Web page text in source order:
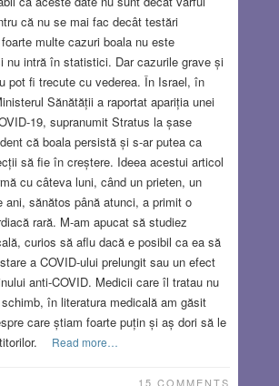
că nu se mai fac decât testări
multe cazuri boala nu este
nu intră în statistici. Dar cazurile grave și
pot fi trecute cu vederea. În Israel, în
Sănătății a raportat apariția unei
19, supranumit Stratus la șase
că boala persistă și s-ar putea ca
să fie în creștere. Ideea acestui articol
cu câteva luni, când un prieten, un
ani, sănătos până atunci, a primit o
rară. M-am apucat să studiez
curios să aflu dacă e posibil ca ea să
a COVID-ului prelungit sau un efect
anti-COVID. Medicii care îl tratau nu
în literatura medicală am găsit
care știam foarte puțin și aș dori să le
Read more…
15 COMMENTS